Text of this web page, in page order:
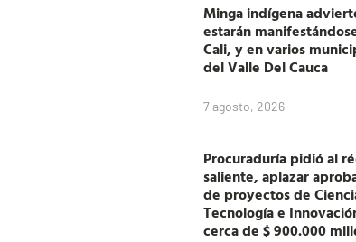
Minga indígena
estarán
Cali, y en varios
del Valle Del Cauca
7 agosto, 2026
Procuraduría pidió al
saliente, aplazar
de proyectos de
Tecnología e
cerca de $ 900.000